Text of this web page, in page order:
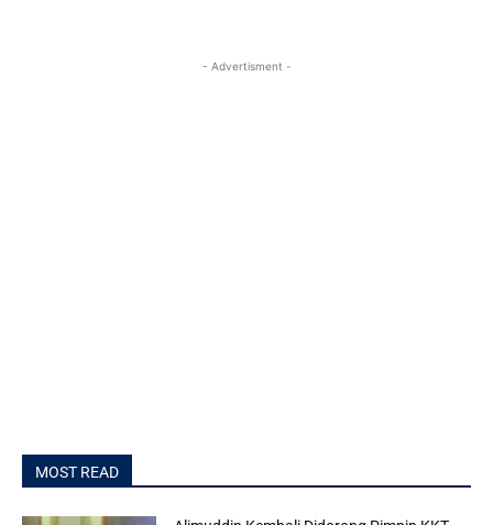
- Advertisment -
MOST READ